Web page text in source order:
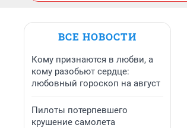
ВСЕ НОВОСТИ
Кому признаются в любви, а
кому разобьют сердце:
любовный гороскоп на август
Пилоты потерпевшего
крушение самолета